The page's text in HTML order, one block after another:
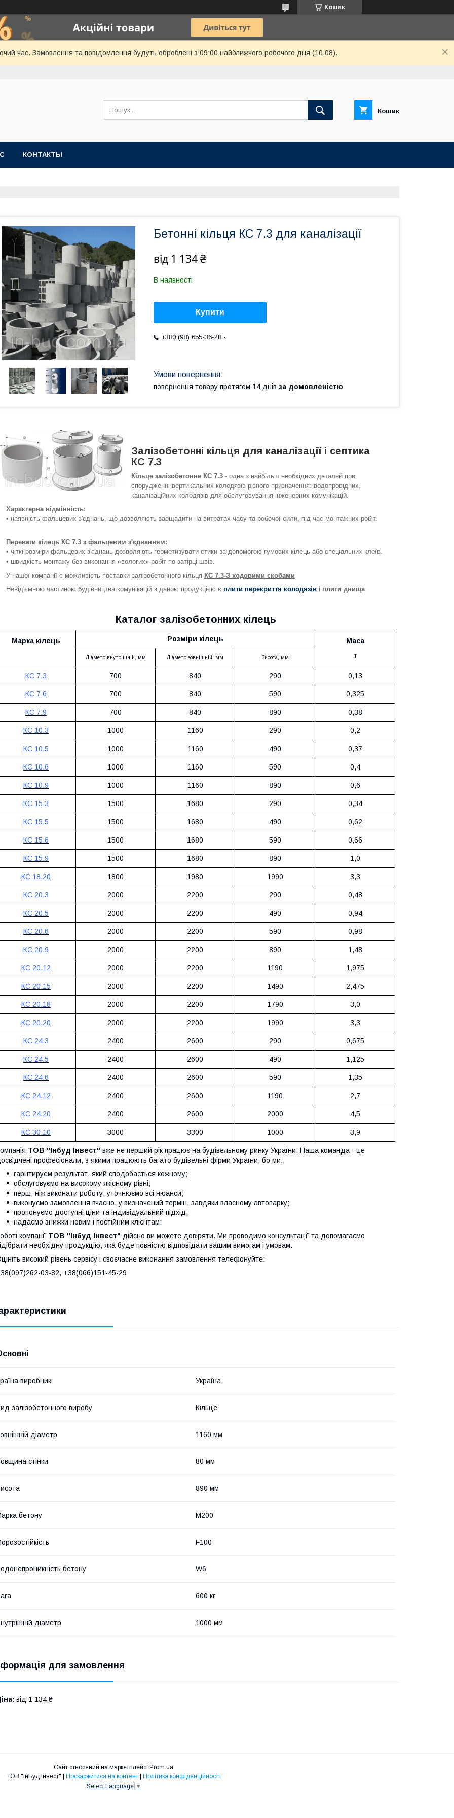
Кошик
час. Замовлення та повідомлення будуть оброблені з 09:00 найближчого робочого дня (10.08).
Кошик
КОНТАКТЫ
Бетонні кільця КС 7.3 для каналізації
від 1 134 ₴
В наявності
Купити
+380 (98) 655-36-28
повернення товару протягом 14 днів за домовленістю
Залізобетонні кільця для каналізації і септика
КС 7.3
Кільце залізобетонне КС 7.3 - одна з найбільш необхідних деталей при
спорудженні вертикальних колодязів різного призначення: водопровідних,
каналізаційних колодязів для обслуговування інженерних комунікацій.
Характерна відмінність:
• наявність фальцевих з'єднань, що дозволяють заощадити на витратах часу та робочої сили, під час монтажних робіт.
Переваги кілець КС 7.3 з фальцевим з'єднанням:
• чіткі розміри фальцевих з'єднань дозволяють герметизувати стики за допомогою гумових кілець або спеціальних клеїв.
• швидкість монтажу без виконання «вологих» робіт по затірці швів.
У нашої компанії є можливість поставки залізобетонного кільця КС 7.3-З ходовими скобами
Невід'ємною частиною будівництва комунікацій з даною продукцією є плити перекриття колодязів і плити днища
Каталог залізобетонних кілець
Марка кілець Розміри кілець
Маса
т
Діаметр внутрішній, мм Діаметр зовнішній, мм Висота, мм
КС 7.3 700 840 290 0,13
КС 7.6 700 840 590 0,325
КС 7.9 700 840 890 0,38
КС 10.3 1000 1160 290 0,2
КС 10.5 1000 1160 490 0,37
КС 10.6 1000 1160 590 0,4
КС 10.9 1000 1160 890 0,6
КС 15.3 1500 1680 290 0,34
КС 15.5 1500 1680 490 0,62
КС 15.6 1500 1680 590 0,66
КС 15.9 1500 1680 890 1,0
КС 18.20 1800 1980 1990 3,3
КС 20.3 2000 2200 290 0,48
КС 20.5 2000 2200 490 0,94
КС 20.6 2000 2200 590 0,98
КС 20.9 2000 2200 890 1,48
КС 20.12 2000 2200 1190 1,975
КС 20.15 2000 2200 1490 2,475
КС 20.18 2000 2200 1790 3,0
КС 20.20 2000 2200 1990 3,3
КС 24.3 2400 2600 290 0,675
КС 24.5 2400 2600 490 1,125
КС 24.6 2400 2600 590 1,35
КС 24.12 2400 2600 1190 2,7
КС 24.20 2400 2600 2000 4,5
КС 30.10 3000 3300 1000 3,9
ТОВ "Інбуд Інвест" вже не перший рік працює на будівельному ринку України. Наша команда - це
професіонали, з якими працюють багато будівельні фірми України, бо ми:
гарнтируем результат, який сподобається кожному;
обслуговуємо на високому якісному рівні;
перш, ніж виконати роботу, уточнюємо всі нюанси;
виконуємо замовлення вчасно, у визначений термін, завдяки власному автопарку;
пропонуємо доступні ціни та індивідуальний підхід;
надаємо знижки новим і постійним клієнтам;
компанії ТОВ "Інбуд Інвест" дійсно ви можете довіряти. Ми проводимо консультації та допомагаємо
необхідну продукцію, яка буде повністю відповідати вашим вимогам і умовам.
високий рівень сервісу і своєчасне виконання замовлення телефонуйте:
97)262-03-82, +38(066)151-45-29
виробник Україна
залізобетонного виробу Кільце
діаметр 1160 мм
стінки 80 мм
890 мм
бетону М200
F100
бетону W6
600 кг
діаметр 1000 мм
для замовлення
від 1 134 ₴
Сайт створений на маркетплейсі Prom.ua
Поскаржитися на контент
Політика конфіденційності
Select Language ▼